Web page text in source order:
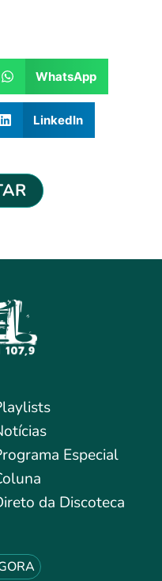
WhatsApp
LinkedIn
Especial
da Discoteca